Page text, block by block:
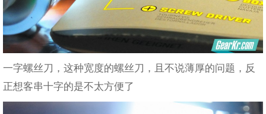
一字螺丝刀，这种宽度的螺丝刀，且不说薄厚的问题，反
正想客串十字的是不太方便了